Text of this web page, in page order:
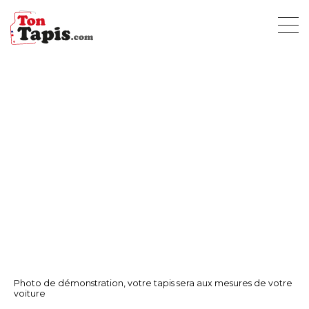
Photo de démonstration, votre tapis sera aux mesures de votre
voiture